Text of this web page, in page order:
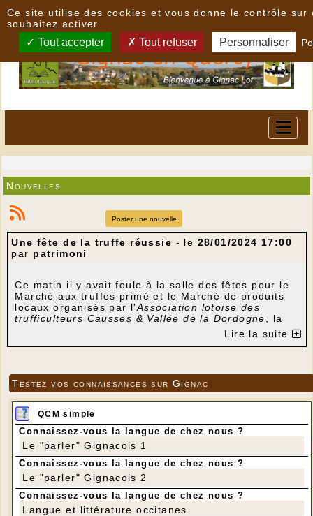
Nouvelles
Poster une nouvelle
Une fête de la truffe réussie - le 28/01/2024 17:00
par patrimoni
Ce matin il y avait foule à la salle des fêtes pour le
Marché aux truffes primé et le Marché de produits
locaux organisés par l'Association lotoise des
trufficulteurs Causses & Vallée de la Dordogne, la
Lo Patrimòni Les
14 trufficulteurs, une
ravis de voir que lamelanosporumexistait toujours
chez nous. Les contrôleurs ont sélectionné 9,5 kg
de truffes de qualité mises en vente entre 500 et
750 € le kg. En fin de matinée les membres de
l'Associationlotoise des trufficulteurs Causses &
Vallée de la Dordogneont récompensé les
trufficulteurs ayant présenté les plus belles truffes,
puis la mairie de Gignac a invité producteurs,
artisans et visiteurs à partager le verre de l'amitié.
Site de l'Association lotoise des trufficulteurs
Causses et Vallée de la Dordogne
Lire la suite
Testez vos connaissances sur Gignac
QCM simple
Connaissez-vous la langue de chez nous ?
Le "parler" Gignacois 1
Connaissez-vous la langue de chez nous ?
Le "parler" Gignacois 2
Connaissez-vous la langue de chez nous ?
Langue et littérature occitanes
Ce site utilise des cookies et vous donne le contrôle sur
souhaitez activer
Tout accepter Tout refuser Personnaliser